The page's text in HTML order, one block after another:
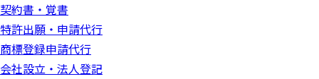
契約書・覚書
特許出願・申請代行
商標登録申請代行
会社設立・法人登記